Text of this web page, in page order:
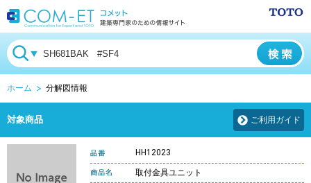
ホーム 分解図情報
対象商品 ご利用ガイド
HH12023
取付金具ユニット